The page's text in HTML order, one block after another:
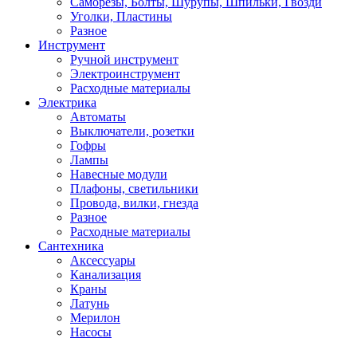
Уголки, Пластины
Разное
Инструмент
Ручной инструмент
Электроинструмент
Расходные материалы
Электрика
Автоматы
Выключатели, розетки
Гофры
Лампы
Навесные модули
Плафоны, светильники
Провода, вилки, гнезда
Разное
Расходные материалы
Сантехника
Аксессуары
Канализация
Краны
Латунь
Мерилон
Насосы